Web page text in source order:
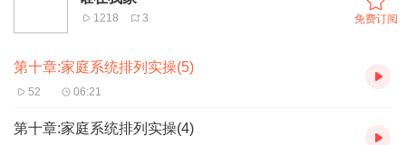
1218 3 免费订阅
第十章:家庭系统排列实操(5)
52 06:21
第十章:家庭系统排列实操(4)